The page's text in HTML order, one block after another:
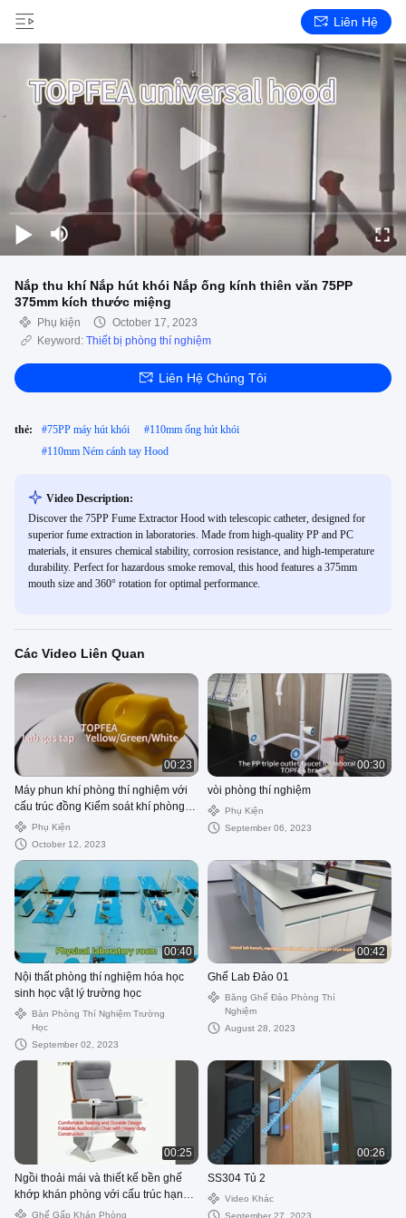
Liên Hệ
Nắp thu khí Nắp hút khói Nắp ống kính thiên văn 75PP
375mm kích thước miệng
Phụ kiện
October 17, 2023
Keyword: Thiết bị phòng thí nghiệm
Liên Hệ Chúng Tôi
thẻ: #75PP máy hút khói #110mm ống hút khói
#110mm Ném cánh tay Hood
Video Description:
Discover the 75PP Fume Extractor Hood with telescopic catheter, designed for
superior fume extraction in laboratories. Made from high-quality PP and PC
materials, it ensures chemical stability, corrosion resistance, and high-temperature
durability. Perfect for hazardous smoke removal, this hood features a 375mm
mouth size and 360° rotation for optimal performance.
Các Video Liên Quan
00:23
Máy phun khí phòng thí nghiệm với
cấu trúc đồng Kiểm soát khí phòng
thí nghiệm đáng tin cậy
Phụ Kiện
October 12, 2023
00:30
vòi phòng thí nghiệm
Phụ Kiện
September 06, 2023
00:40
Nội thất phòng thí nghiệm hóa học
sinh học vật lý trường học
Bàn Phòng Thí Nghiệm Trường
Học
September 02, 2023
00:42
Ghế Lab Đảo 01
Băng Ghế Đảo Phòng Thí
Nghiệm
August 28, 2023
00:25
Ngồi thoải mái và thiết kế bền ghế
khớp khán phòng với cấu trúc hạng
nặngGhế Gấp Khán Phòng
00:26
SS304 Tủ 2
Video Khác
September 27, 2023